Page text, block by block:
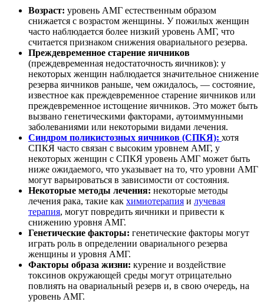
Возраст: уровень АМГ естественным образом
снижается с возрастом женщины. У пожилых женщин
часто наблюдается более низкий уровень АМГ, что
считается признаком снижения овариального резерва.
Преждевременное старение яичников
(преждевременная недостаточность яичников): у
некоторых женщин наблюдается значительное снижение
резерва яичников раньше, чем ожидалось, — состояние,
известное как преждевременное старение яичников или
преждевременное истощение яичников. Это может быть
вызвано генетическими факторами, аутоиммунными
заболеваниями или некоторыми видами лечения.
Синдром поликистозных яичников (СПКЯ): хотя
СПКЯ часто связан с высоким уровнем АМГ, у
некоторых женщин с СПКЯ уровень АМГ может быть
ниже ожидаемого, что указывает на то, что уровни АМГ
могут варьироваться в зависимости от состояния.
Некоторые методы лечения: некоторые методы
лечения рака, такие как химиотерапия и лучевая
терапия, могут повредить яичники и привести к
снижению уровня АМГ.
Генетические факторы: генетические факторы могут
играть роль в определении овариального резерва
женщины и уровня АМГ.
Факторы образа жизни: курение и воздействие
токсинов окружающей среды могут отрицательно
повлиять на овариальный резерв и, в свою очередь, на
уровень АМГ.